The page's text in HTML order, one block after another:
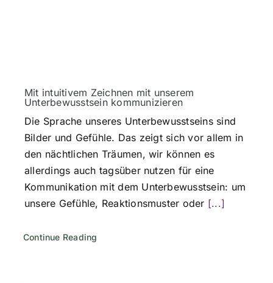
Mit intuitivem Zeichnen mit unserem
Unterbewusstsein kommunizieren
Die Sprache unseres Unterbewusstseins sind
Bilder und Gefühle. Das zeigt sich vor allem in
den nächtlichen Träumen, wir können es
allerdings auch tagsüber nutzen für eine
Kommunikation mit dem Unterbewusstsein: um
unsere Gefühle, Reaktionsmuster oder [...]
Continue Reading